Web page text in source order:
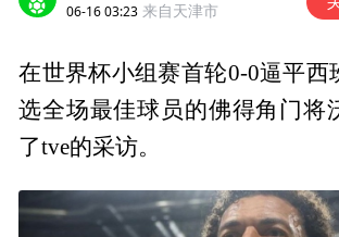
06-16 03:23 来自天津市
在世界杯小组赛首轮0-0逼平西
选全场最佳球员的佛得角门将
了tve的采访。